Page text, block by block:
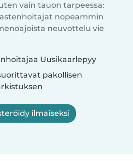
vain tauon tarpeessa:
nopeammin
neuvottelu vie
Uusikaarlepyy
pakollisen
ilmaiseksi